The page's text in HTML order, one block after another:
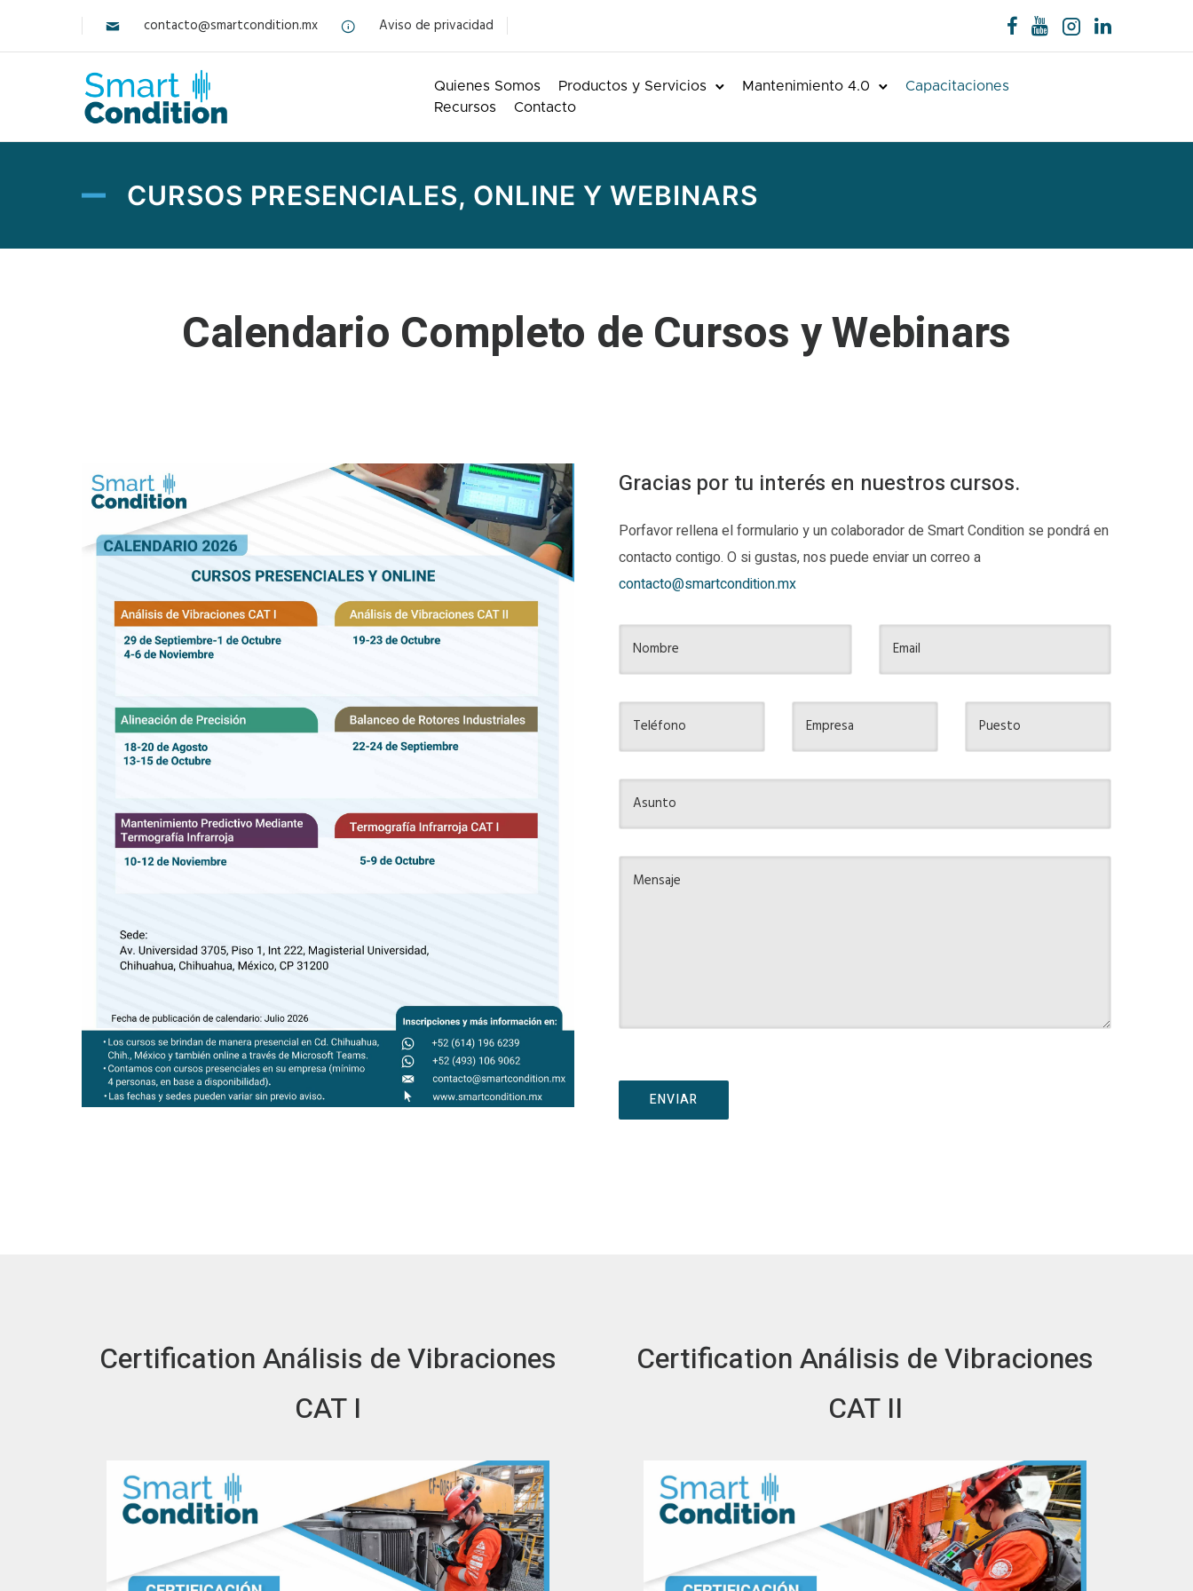
contacto@smartcondition.mx Aviso de privacidad
Quienes Somos Productos y Servicios Mantenimiento 4.0
Capacitaciones
Recursos
Contacto
CURSOS PRESENCIALES, ONLINE Y WEBINARS
Calendario Completo de Cursos y Webinars
Gracias por tu interés en nuestros cursos.
Porfavor rellena el formulario y un colaborador de Smart Condition se pondrá en
contacto contigo. O si gustas, nos puede enviar un correo a
contacto@smartcondition.mx
Certification Análisis de Vibraciones
CAT I
Certification Análisis de Vibraciones
CAT II